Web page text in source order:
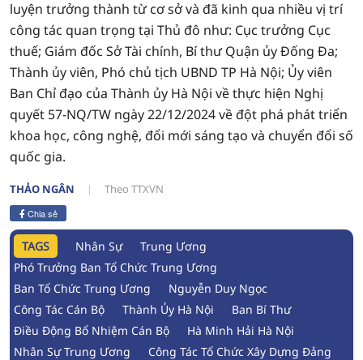
luyện trưởng thành từ cơ sở và đã kinh qua nhiều vị trí
công tác quan trọng tại Thủ đô như: Cục trưởng Cục
thuế; Giám đốc Sở Tài chính, Bí thư Quận ủy Đống Đa;
Thành ủy viên, Phó chủ tịch UBND TP Hà Nội; Ủy viên
Ban Chỉ đạo của Thành ủy Hà Nội về thực hiện Nghị
quyết 57-NQ/TW ngày 22/12/2024 về đột phá phát triển
khoa học, công nghệ, đổi mới sáng tạo và chuyển đổi số
quốc gia.
THẢO NGÂN Theo TTXVN
Chia sẻ
TAGS Nhân Sự
Trung Ương
Phó Trưởng Ban Tổ Chức Trung Ương
Ban Tổ Chức Trung Ương
Nguyễn Duy Ngọc
Công Tác Cán Bộ
Thành Ủy Hà Nội
Ban Bí Thư
Điều Động Bổ Nhiệm Cán Bộ
Hà Minh Hải Hà Nội
Nhân Sự Trung Ương
Công Tác Tổ Chức Xây Dựng Đảng